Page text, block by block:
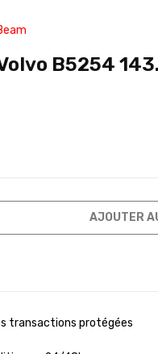
B5254
AJOUTER
transactions protégées